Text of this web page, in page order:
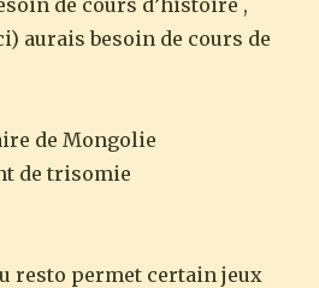
de cours d’histoire ,
aurais besoin de cours de
de Mongolie
de trisomie
resto permet certain jeux